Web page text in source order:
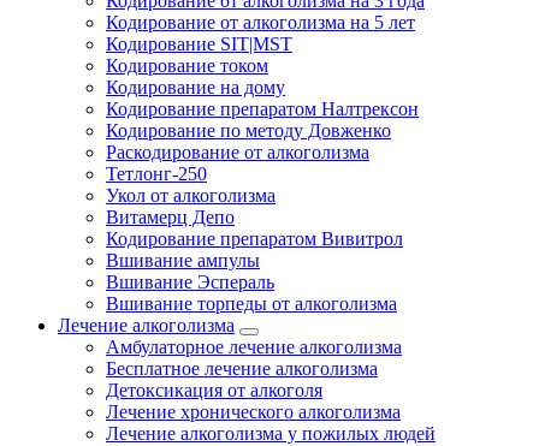
Кодирование от алкоголизма на 5 лет
Кодирование SIT|MST
Кодирование током
Кодирование на дому
Кодирование препаратом Налтрексон
Кодирование по методу Довженко
Раскодирование от алкоголизма
Тетлонг-250
Укол от алкоголизма
Витамерц Депо
Кодирование препаратом Вивитрол
Вшивание ампулы
Вшивание Эспераль
Вшивание торпеды от алкоголизма
Лечение алкоголизма
Амбулаторное лечение алкоголизма
Бесплатное лечение алкоголизма
Детоксикация от алкоголя
Лечение хронического алкоголизма
Лечение алкоголизма у пожилых людей